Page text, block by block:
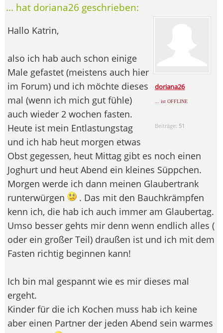
... hat doriana26 geschrieben:
doriana26
... ist OFFLINE
Beiträge: 51
Hallo Katrin,
also ich hab auch schon einige
Male gefastet (meistens auch hier
im Forum) und ich möchte dieses
mal (wenn ich mich gut fühle)
auch wieder 2 wochen fasten.
Heute ist mein Entlastungstag
und ich hab heut morgen etwas
Obst gegessen, heut Mittag gibt es noch einen
Joghurt und heut Abend ein kleines Süppchen.
Morgen werde ich dann meinen Glaubertrank
runterwürgen
. Das mit den Bauchkrämpfen
kenn ich, die hab ich auch immer am Glaubertag.
Umso besser gehts mir denn wenn endlich alles (
oder ein großer Teil) draußen ist und ich mit dem
Fasten richtig beginnen kann!
Ich bin mal gespannt wie es mir dieses mal
ergeht.
Kinder für die ich Kochen muss hab ich keine
aber einen Partner der jeden Abend sein warmes